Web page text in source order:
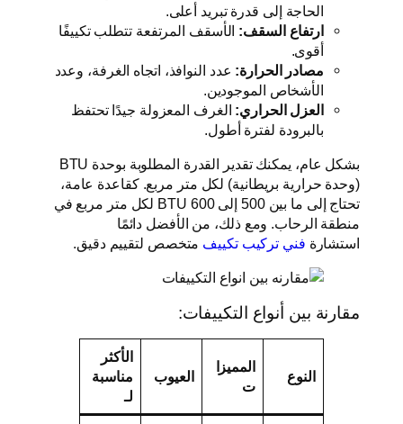
الحاجة إلى قدرة تبريد أعلى.
ارتفاع السقف: الأسقف المرتفعة تتطلب تكييفًا
أقوى.
مصادر الحرارة: عدد النوافذ، اتجاه الغرفة، وعدد
الأشخاص الموجودين.
العزل الحراري: الغرف المعزولة جيدًا تحتفظ
بالبرودة لفترة أطول.
بشكل عام، يمكنك تقدير القدرة المطلوبة بوحدة BTU
(وحدة حرارية بريطانية) لكل متر مربع. كقاعدة عامة،
تحتاج إلى ما بين 500 إلى 600 BTU لكل متر مربع في
منطقة الرحاب. ومع ذلك، من الأفضل دائمًا
استشارة فني تركيب تكييف متخصص لتقييم دقيق.
مقارنة بين أنواع التكييفات:
النوع
المميزا
ت
العيوب
الأكثر
مناسبة
لـ